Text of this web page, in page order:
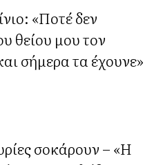
«Ποτέ δεν
θείου μου τον
σήμερα τα έχουνε»
σοκάρουν – «Η